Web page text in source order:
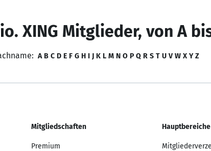
XING Mitglieder, von A
A B C D E F G H I J K L M N O P Q R S T U V W X Y Z
Mitgliedschaften
Premium
Hauptbereiche